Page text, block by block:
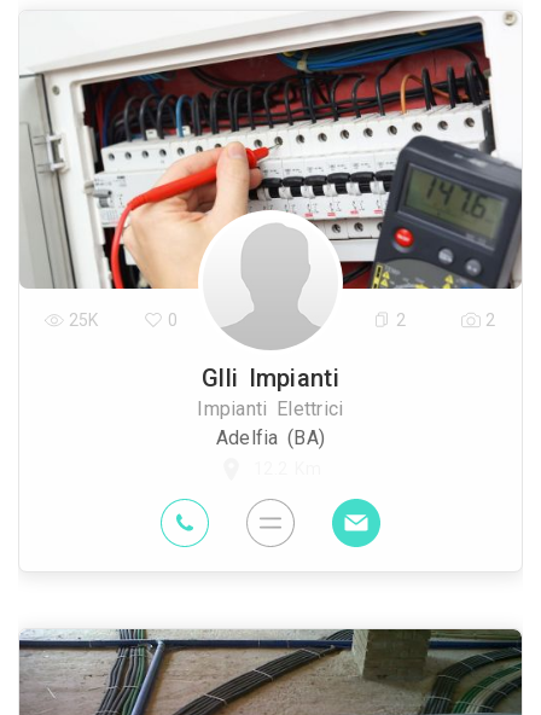
Glli Impianti
Impianti Elettrici
Adelfia (BA)
25K 0 2 2